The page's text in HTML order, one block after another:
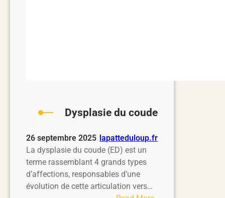
Dysplasie du coude
26 septembre 2025 lapatteduloup.fr
La dysplasie du coude (ED) est un
terme rassemblant 4 grands types
d’affections, responsables d’une
évolution de cette articulation vers…